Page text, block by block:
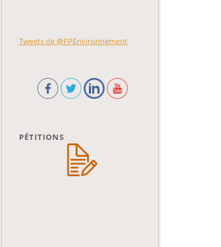
Tweets de @FPEnvironnement
PÉTITIONS